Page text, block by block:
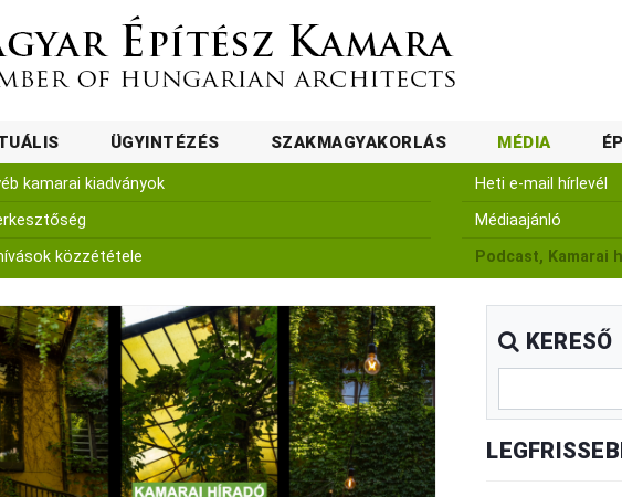
ÜGYINTÉZÉS SZAKMAGYAKORLÁS MÉDIA
kamarai kiadványok
közzététele
Heti e-mail hírlevél
Médiaajánló
Podcast, Kamarai
KERESŐ